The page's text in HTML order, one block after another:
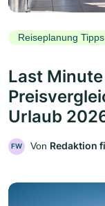
Reiseplanung Tipps
Last
Urlaub
FW Von Redaktion